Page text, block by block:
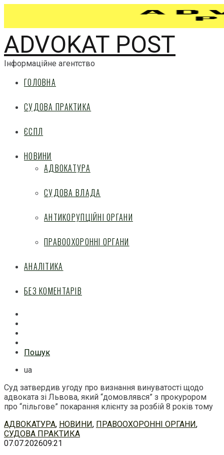
ADVOKAT POST
Інформаційне агентство
ГОЛОВНА
СУДОВА ПРАКТИКА
ЄСПЛ
НОВИНИ
АДВОКАТУРА
СУДОВА ВЛАДА
АНТИКОРУПЦІЙНІ ОРГАНИ
ПРАВООХОРОННІ ОРГАНИ
АНАЛІТИКА
БЕЗ КОМЕНТАРІВ
Пошук
ua
Суд затвердив угоду про визнання винуватості щодо
адвоката зі Львова, який “домовлявся” з прокурором
про “пільгове” покарання клієнту за розбій 8 років тому
Перейти
до
змісту
АДВОКАТУРА, НОВИНИ, ПРАВООХОРОННІ ОРГАНИ,
СУДОВА ПРАКТИКА
07.07.202609:21